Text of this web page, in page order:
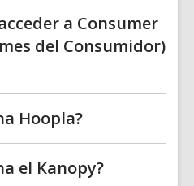
a Consumer
del Consumidor)
Hoopla?
el Kanopy?